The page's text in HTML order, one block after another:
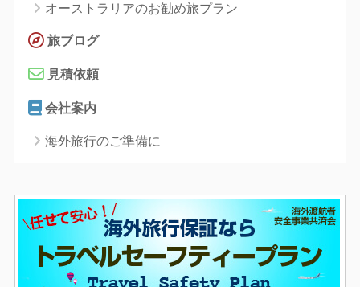
オーストラリアのお勧め旅プラン
旅ブログ
見積依頼
会社案内
海外旅行のご準備に